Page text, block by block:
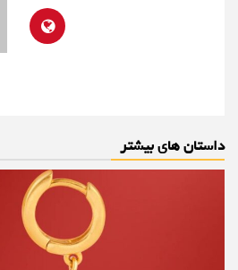
داستان های بیشتر